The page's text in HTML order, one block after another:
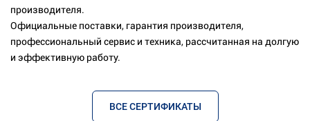
производителя.
Официальные поставки, гарантия производителя,
профессиональный сервис и техника, рассчитанная на долгую
и эффективную работу.
ВСЕ СЕРТИФИКАТЫ